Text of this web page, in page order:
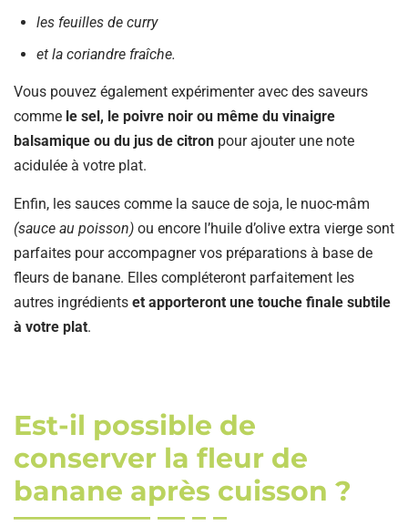
les feuilles de curry
et la coriandre fraîche.
Vous pouvez également expérimenter avec des saveurs
comme le sel, le poivre noir ou même du vinaigre
balsamique ou du jus de citron pour ajouter une note
acidulée à votre plat.
Enfin, les sauces comme la sauce de soja, le nuoc-mâm
(sauce au poisson) ou encore l’huile d’olive extra vierge sont
parfaites pour accompagner vos préparations à base de
fleurs de banane. Elles compléteront parfaitement les
autres ingrédients et apporteront une touche finale subtile
à votre plat.
Est-il possible de
conserver la fleur de
banane après cuisson ?